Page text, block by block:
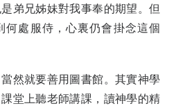
弟兄姊妹對我事奉的期望。但
何處服侍，心裏仍會掛念這個
然就要善用圖書館。其實神學
堂上聽老師講課，讀神學的精